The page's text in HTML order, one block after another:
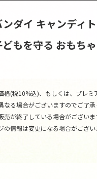
ンダイ キャンディ
どもを守る おもち
(税10%込)、もしくは、プレミ
る場合がございますのでご了承
が終了している場合がございま
情報は変更になる場合がござい